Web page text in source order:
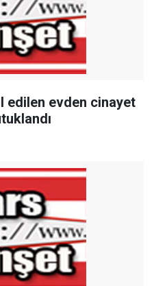
edilen evden cinayet